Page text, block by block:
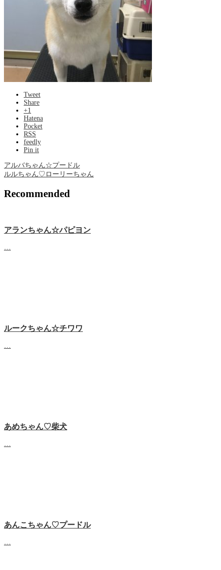
Tweet
Share
+1
Hatena
Pocket
RSS
feedly
Pin it
アルバちゃん☆プードル
ルルちゃん♡ローリーちゃん
Recommended
アランちゃん☆パピヨン
ルークちゃん☆チワワ
あめちゃん♡‬柴犬
あんこちゃん♡‬プードル